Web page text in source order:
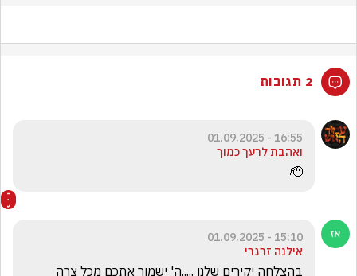
2 תגובות
16:55 - 01.09.2025
ואהבת לרעך כמוך
🫡
15:10 - 01.09.2025
אילנה זרגרי